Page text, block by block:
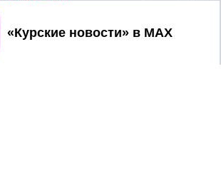
Принять